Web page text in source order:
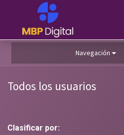
Navegación
Todos los usuarios
Clasificar por: